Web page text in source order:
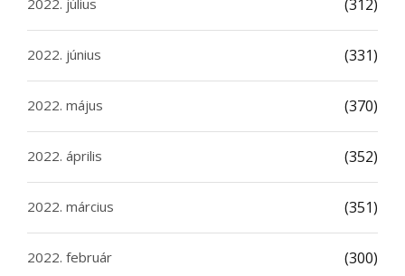
2022. július (312)
2022. június (331)
2022. május (370)
2022. április (352)
2022. március (351)
2022. február (300)